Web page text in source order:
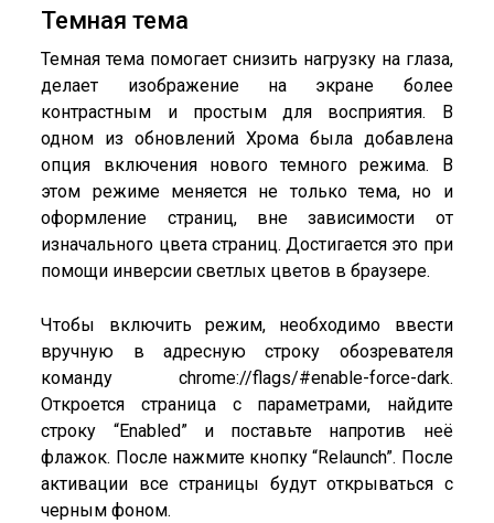
Темная тема
Темная тема помогает снизить нагрузку на глаза,
делает изображение на экране более
контрастным и простым для восприятия. В
одном из обновлений Хрома была добавлена
опция включения нового темного режима. В
этом режиме меняется не только тема, но и
оформление страниц, вне зависимости от
изначального цвета страниц. Достигается это при
помощи инверсии светлых цветов в браузере.
Чтобы включить режим, необходимо ввести
вручную в адресную строку обозревателя
команду chrome://flags/#enable-force-dark.
Откроется страница с параметрами, найдите
строку “Enabled” и поставьте напротив неё
флажок. После нажмите кнопку “Relaunch”. После
активации все страницы будут открываться с
черным фоном.